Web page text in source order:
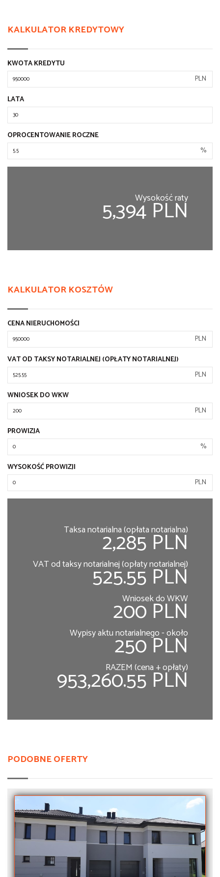
KALKULATOR KREDYTOWY
KWOTA KREDYTU
PLN
LATA
OPROCENTOWANIE ROCZNE
%
Wysokość raty
5,394 PLN
KALKULATOR KOSZTÓW
CENA NIERUCHOMOŚCI
PLN
VAT OD TAKSY NOTARIALNEJ (OPŁATY NOTARIALNEJ)
PLN
WNIOSEK DO WKW
PLN
PROWIZJA
%
WYSOKOŚĆ PROWIZJI
PLN
Taksa notarialna (opłata notarialna)
2,285 PLN
VAT od taksy notarialnej (opłaty notarialnej)
525.55 PLN
Wniosek do WKW
200 PLN
Wypisy aktu notarialnego - około
250 PLN
RAZEM (cena + opłaty)
953,260.55 PLN
PODOBNE OFERTY